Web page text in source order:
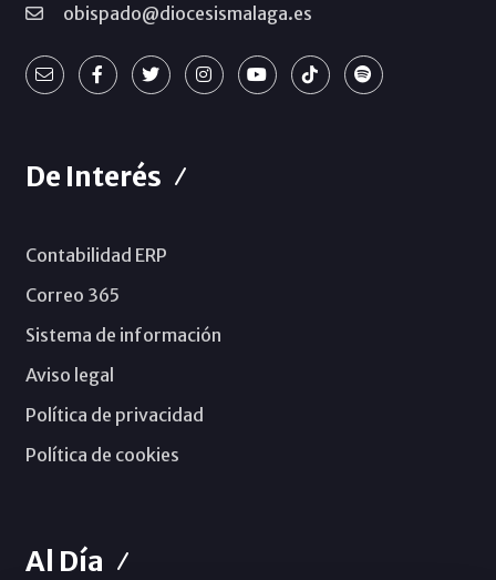
obispado@diocesismalaga.es
De Interés
Contabilidad ERP
Correo 365
Sistema de información
Aviso legal
Política de privacidad
Política de cookies
Al Día